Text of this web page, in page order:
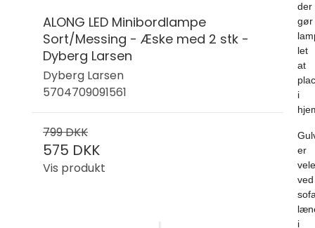
ALONG LED Minibordlampe
Sort/Messing - Æske med 2 stk -
Dyberg Larsen
Dyberg Larsen
5704709091561
799 DKK
575 DKK
Vis produkt
der
gør
let
at
i
er
ved
i